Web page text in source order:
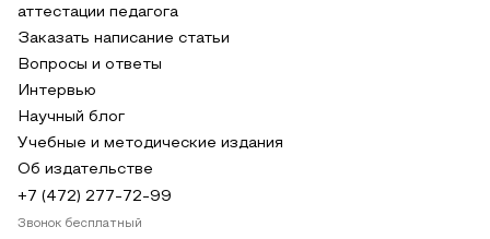
аттестации педагога
Заказать написание статьи
Вопросы и ответы
Интервью
Научный блог
Учебные и методические издания
Об издательстве
+7 (472) 277-72-99
Звонок бесплатный